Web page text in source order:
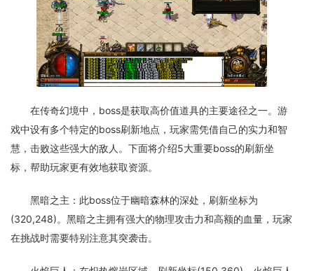
在传奇幻境中，boss是获取高价值道具的主要途径之一。游
戏中设有多个特定的boss刷新地点，玩家需凭借自己的实力和智
慧，击败这些强大的敌人。下面将介绍5大重要boss的刷新坐
标，帮助玩家更有效地获取资源。
黑暗之主：此boss位于幽暗森林的深处，刷新坐标为
(320,248)。黑暗之主拥有强大的物理攻击力和高额的血量，玩家
在挑战时需要特别注意其突袭击。